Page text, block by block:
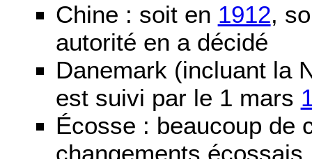
Chine : soit en 1912,
autorité en a décidé
Danemark (incluant la
est suivi par le 1 mars
Écosse : beaucoup de
changements